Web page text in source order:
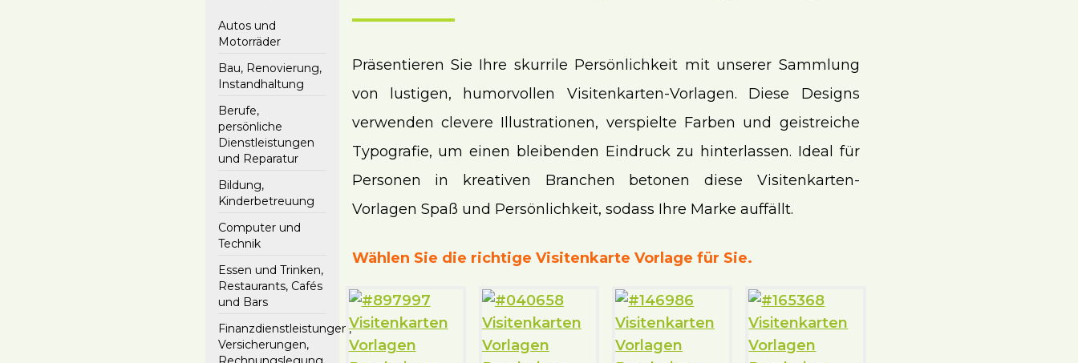
Autos und
Motorräder
Bau, Renovierung,
Instandhaltung
Berufe,
persönliche
Dienstleistungen
und Reparatur
Bildung,
Kinderbetreuung
Computer und
Technik
Essen und Trinken,
Restaurants, Cafés
und Bars
Finanzdienstleistungen,
Versicherungen,
Präsentieren Sie Ihre skurrile Persönlichkeit mit unserer Sammlung
von lustigen, humorvollen Visitenkarten-Vorlagen. Diese Designs
verwenden clevere Illustrationen, verspielte Farben und geistreiche
Typografie, um einen bleibenden Eindruck zu hinterlassen. Ideal für
Personen in kreativen Branchen betonen diese Visitenkarten-
Vorlagen Spaß und Persönlichkeit, sodass Ihre Marke auffällt.
Wählen Sie die richtige Visitenkarte Vorlage für Sie.